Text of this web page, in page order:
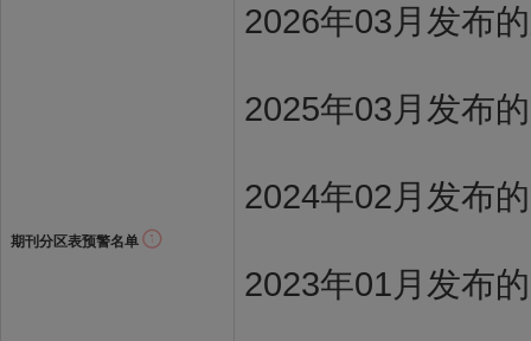
期刊分区表预警名单
2026年03月发布
2025年03月发布
2024年02月发布
2023年01月发布